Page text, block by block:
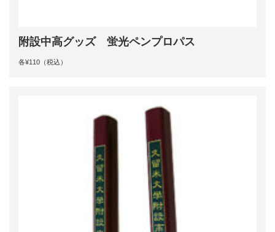
附設中高グッズ 蛍光ペンプロパス
各¥110（税込）